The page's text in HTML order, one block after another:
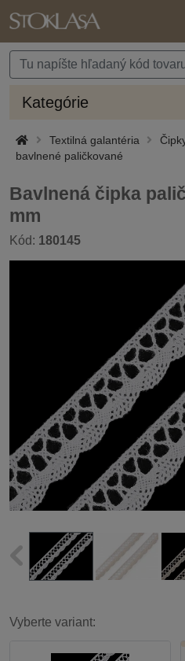
Kategórie
Textilná galantéria
bavlnené paličkované
Bavlnená čipka
mm
Kód: 180145
Vyberte variant: